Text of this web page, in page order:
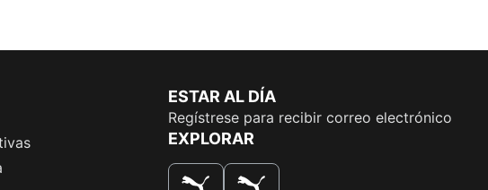
ESTAR AL DÍA
Regístrese para recibir correo electrónico
EXPLORAR